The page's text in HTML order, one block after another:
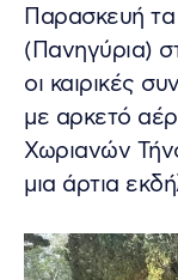
Παρασκευή τα
(Πανηγύρια)
οι καιρικές
με αρκετό
Χωριανών
μια άρτια